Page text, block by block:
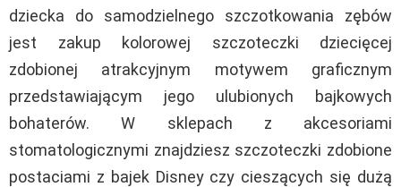
dziecka do samodzielnego szczotkowania zębów
jest zakup kolorowej szczoteczki dziecięcej
zdobionej atrakcyjnym motywem graficznym
przedstawiającym jego ulubionych bajkowych
bohaterów. W sklepach z akcesoriami
stomatologicznymi znajdziesz szczoteczki zdobione
postaciami z bajek Disney czy cieszących się dużą